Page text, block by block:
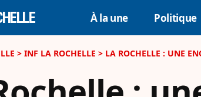
À la une Politique
> INF LA ROCHELLE > LA ROCHELLE : UNE